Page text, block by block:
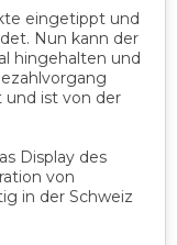
eingetippt und
Nun kann der
hingehalten und
und ist von der
Display des
von
in der Schweiz